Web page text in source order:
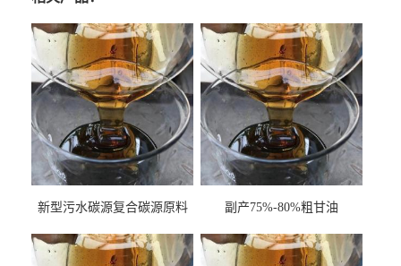
新型污水碳源复合碳源原料
副产75%-80%粗甘油